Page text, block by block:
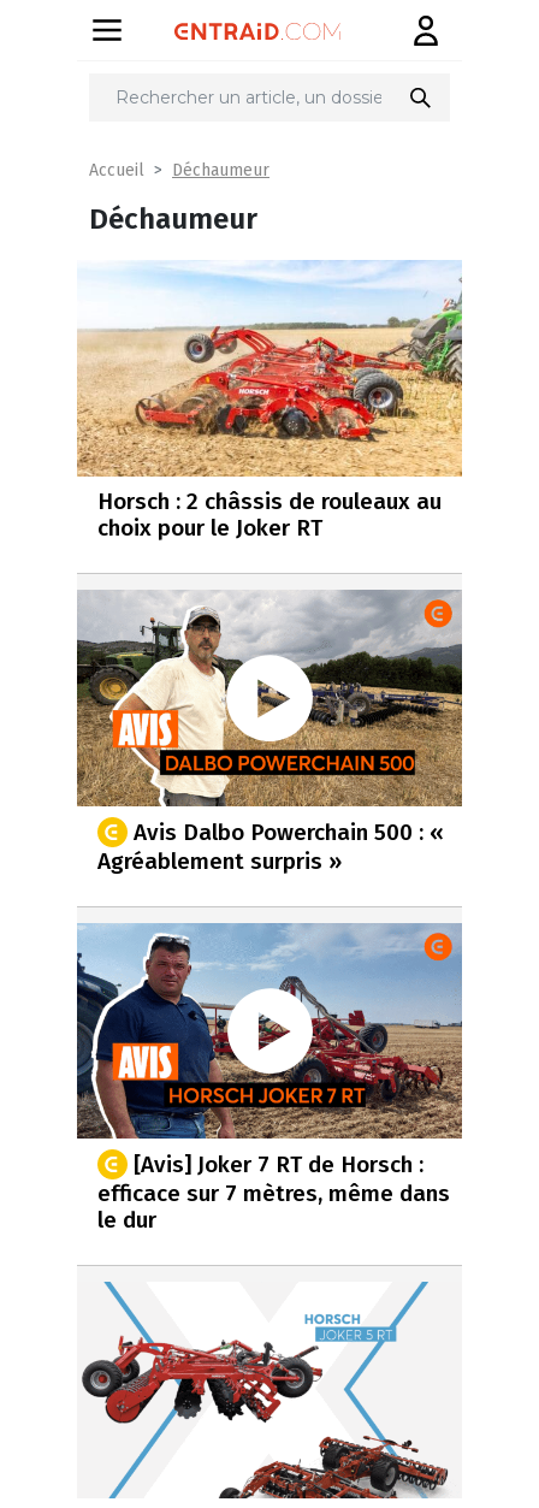
Accueil Déchaumeur
Déchaumeur
Horsch : 2 châssis de rouleaux au
choix pour le Joker RT
Avis Dalbo Powerchain 500 : «
Agréablement surpris »
[Avis] Joker 7 RT de Horsch :
efficace sur 7 mètres, même dans
le dur